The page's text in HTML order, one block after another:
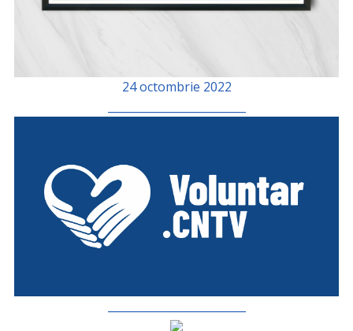
24 octombrie 2022